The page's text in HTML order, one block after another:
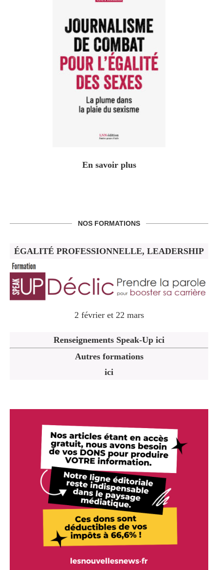
En savoir plus
NOS FORMATIONS
ÉGALITÉ PROFESSIONNELLE, LEADERSHIP
2 février et 22 mars
Renseignements Speak-Up ici
Autres formations
ici